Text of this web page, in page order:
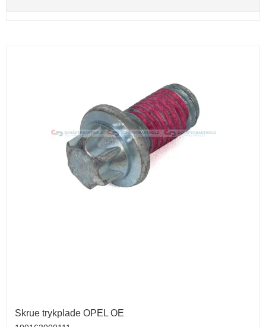
Skrue trykplade OPEL OE